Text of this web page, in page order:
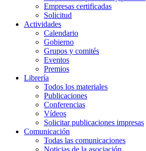
Empresas certificadas
Solicitud
Actividades
Calendario
Gobierno
Grupos y comités
Eventos
Premios
Librería
Todos los materiales
Publicaciones
Conferencias
Vídeos
Solicitar publicaciones impresas
Comunicación
Todas las comunicaciones
Noticias de la asociación